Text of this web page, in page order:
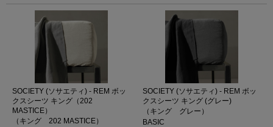
SOCIETY (ソサエティ) - REM ボッ
クスシーツ キング（202
MASTICE）
（キング 202 MASTICE）
SOCIETY (ソサエティ) - REM ボッ
クスシーツ キング (グレー)
（キング グレー）
BASIC